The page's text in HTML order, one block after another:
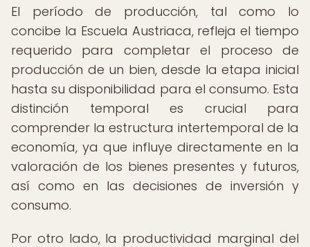
El período de producción, tal como lo
concibe la Escuela Austriaca, refleja el tiempo
requerido para completar el proceso de
producción de un bien, desde la etapa inicial
hasta su disponibilidad para el consumo. Esta
distinción temporal es crucial para
comprender la estructura intertemporal de la
economía, ya que influye directamente en la
valoración de los bienes presentes y futuros,
así como en las decisiones de inversión y
consumo.
Por otro lado, la productividad marginal del